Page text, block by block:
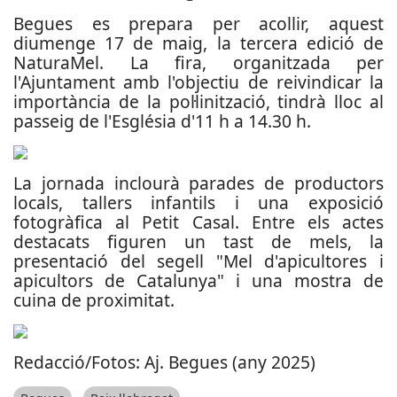
Begues es prepara per acollir, aquest
diumenge 17 de maig, la tercera edició de
NaturaMel. La fira, organitzada per
l'Ajuntament amb l'objectiu de reivindicar la
importància de la pol·linització, tindrà lloc al
passeig de l'Església d'11 h a 14.30 h.
La jornada inclourà parades de productors
locals, tallers infantils i una exposició
fotogràfica al Petit Casal. Entre els actes
destacats figuren un tast de mels, la
presentació del segell "Mel d'apicultores i
apicultors de Catalunya" i una mostra de
cuina de proximitat.
Redacció/Fotos: Aj. Begues (any 2025)